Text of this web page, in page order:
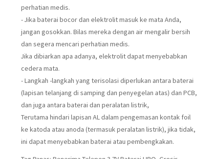
perhatian medis.
- Jika baterai bocor dan elektrolit masuk ke mata Anda,
jangan gosokkan. Bilas mereka dengan air mengalir bersih
dan segera mencari perhatian medis.
Jika dibiarkan apa adanya, elektrolit dapat menyebabkan
cedera mata.
- Langkah -langkah yang terisolasi diperlukan antara baterai
(lapisan telanjang di samping dan penyegelan atas) dan PCB,
dan juga antara baterai dan peralatan listrik,
Terutama hindari lapisan AL dalam pengemasan kontak foil
ke katoda atau anoda (termasuk peralatan listrik), jika tidak,
ini dapat menyebabkan baterai atau pembengkakan.